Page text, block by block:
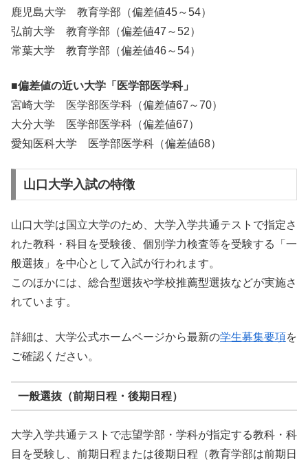
鹿児島大学 教育学部（偏差値45～54）
弘前大学 教育学部（偏差値47～52）
常葉大学 教育学部（偏差値46～54）
■偏差値の近い大学「医学部医学科」
宮崎大学 医学部医学科（偏差値67～70）
大分大学 医学部医学科（偏差値67）
愛知医科大学 医学部医学科（偏差値68）
山口大学入試の特徴
山口大学は国立大学のため、大学入学共通テストで指定さ
れた教科・科目を受験後、個別学力検査等を受験する「一
般選抜」を中心として入試が行われます。
このほかには、総合型選抜や学校推薦型選抜などが実施さ
れています。
詳細は、大学公式ホームページから最新の学生募集要項を
ご確認ください。
一般選抜（前期日程・後期日程）
大学入学共通テストで志望学部・学科が指定する教科・科
目を受験し、前期日程または後期日程（教育学部は前期日